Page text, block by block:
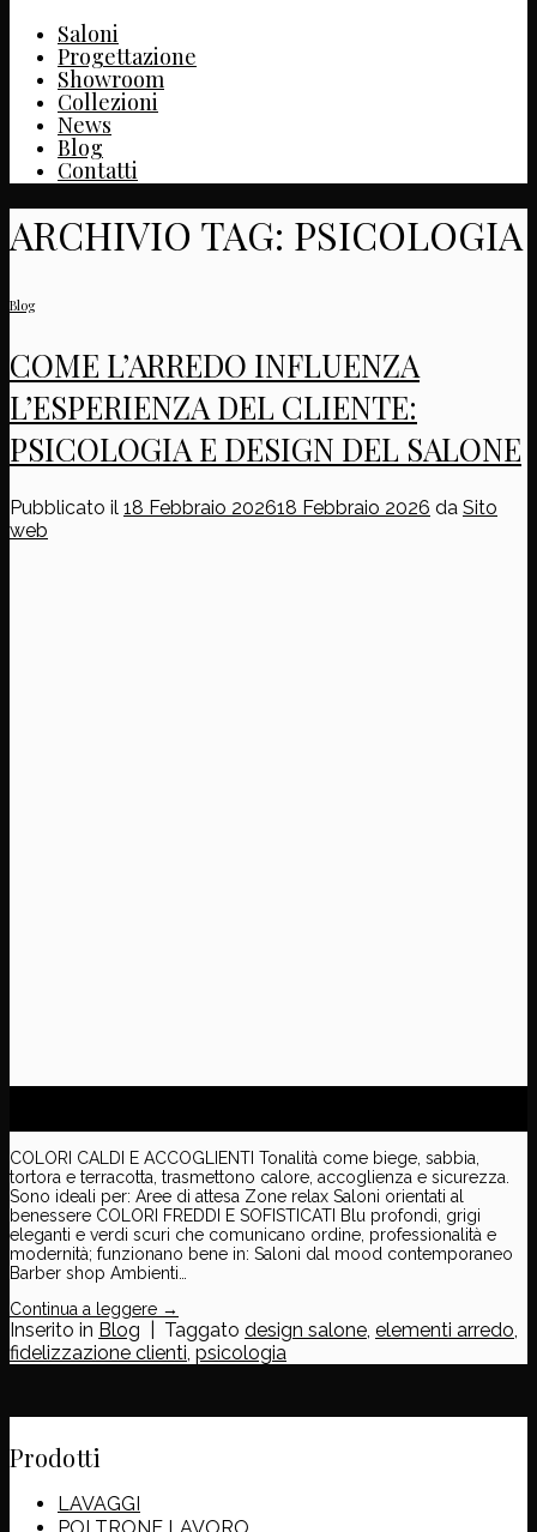
Saloni
Progettazione
Showroom
Collezioni
News
Blog
Contatti
ARCHIVIO TAG: PSICOLOGIA
Blog
COME L’ARREDO INFLUENZA
L’ESPERIENZA DEL CLIENTE:
PSICOLOGIA E DESIGN DEL SALONE
Pubblicato il 18 Febbraio 202618 Febbraio 2026 da Sito
web
COLORI CALDI E ACCOGLIENTI Tonalità come biege, sabbia,
tortora e terracotta, trasmettono calore, accoglienza e sicurezza.
Sono ideali per: Aree di attesa Zone relax Saloni orientati al
benessere COLORI FREDDI E SOFISTICATI Blu profondi, grigi
eleganti e verdi scuri che comunicano ordine, professionalità e
modernità; funzionano bene in: Saloni dal mood contemporaneo
Barber shop Ambienti…
Continua a leggere →
Inserito in Blog Taggato design salone elementi arredo
fidelizzazione clienti psicologia
Prodotti
LAVAGGI
POLTRONE LAVORO